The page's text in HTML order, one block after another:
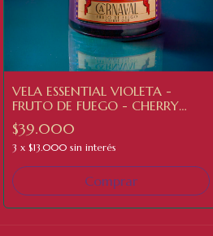
VELA ESSENTIAL VIOLETA -
FRUTO DE FUEGO - CHERRY
OUD - 280 ML
$39.000
3 x $13.000 sin interés